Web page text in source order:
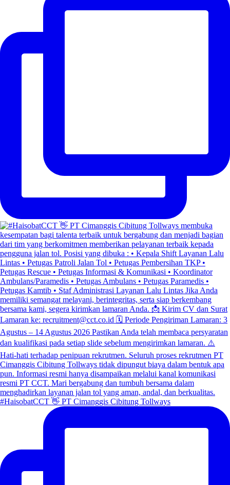
#HaisobatCCT 👋 PT Cimanggis Cibitung Tollways